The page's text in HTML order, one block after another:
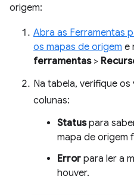
origem:
Abra as Ferramentas
os mapas de origem e
ferramentas>
Na tabela, verifique
colunas:
Statuspara
mapa de origem
Error para ler a
houver.